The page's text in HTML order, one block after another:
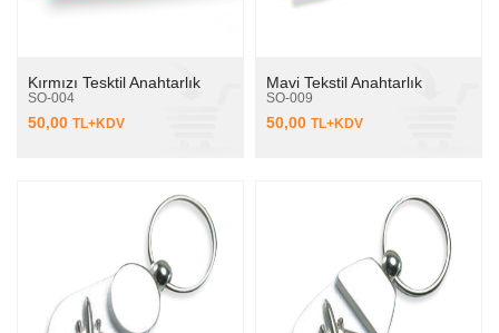
Kırmızı Tesktil Anahtarlık
SO-004
50,00 TL+KDV
Mavi Tekstil Anahtarlık
SO-009
50,00 TL+KDV